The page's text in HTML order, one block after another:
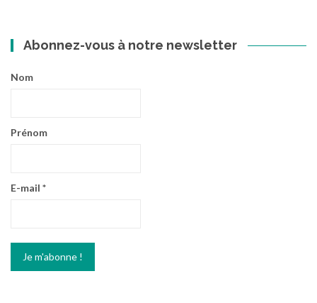
Abonnez-vous à notre newsletter
Nom
Prénom
E-mail *